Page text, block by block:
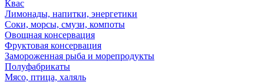
Квас
Лимонады, напитки, энергетики
Соки, морсы, смузи, компоты
Овощная консервация
Фруктовая консервация
Замороженная рыба и морепродукты
Полуфабрикаты
Мясо, птица, халяль